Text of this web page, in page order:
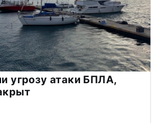
угрозу атаки БПЛА,